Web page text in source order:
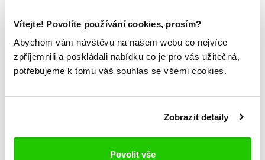
Vítejte! Povolíte používání cookies, prosím?
Abychom vám návštěvu na našem webu co nejvíce
zpříjemnili a poskládali nabídku co je pro vás užitečná,
potřebujeme k tomu váš souhlas se všemi cookies.
Zobrazit detaily
Povolit vše
Podrobnostio produktu
Ponožky AUTHENTIC ASTER
Dva proužky v horní části